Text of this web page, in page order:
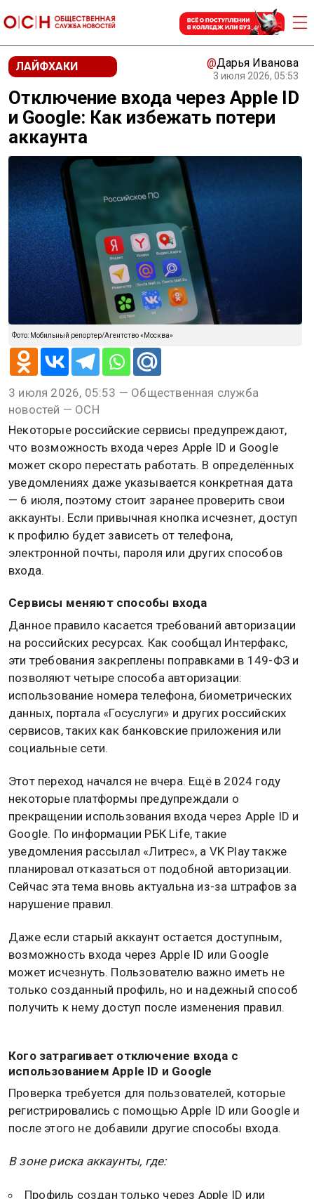
ЛАЙФХАКИ @Дарья Иванова
3 июля 2026, 05:53
Отключение входа через Apple ID
и Google: Как избежать потери
аккаунта
Фото: Мобильный репортер/Агентство «Москва»
3 июля 2026, 05:53 — Общественная служба
новостей — ОСН
Некоторые российские сервисы предупреждают,
что возможность входа через Apple ID и Google
может скоро перестать работать. В определённых
уведомлениях даже указывается конкретная дата
— 6 июля, поэтому стоит заранее проверить свои
аккаунты. Если привычная кнопка исчезнет, доступ
к профилю будет зависеть от телефона,
электронной почты, пароля или других способов
входа.
Сервисы меняют способы входа
Данное правило касается требований авторизации
на российских ресурсах. Как сообщал Интерфакс,
эти требования закреплены поправками в 149-ФЗ и
позволяют четыре способа авторизации:
использование номера телефона, биометрических
данных, портала «Госуслуги» и других российских
сервисов, таких как банковские приложения или
социальные сети.
Этот переход начался не вчера. Ещё в 2024 году
некоторые платформы предупреждали о
прекращении использования входа через Apple ID и
Google. По информации РБК Life, такие
уведомления рассылал «Литрес», а VK Play также
планировал отказаться от подобной авторизации.
Сейчас эта тема вновь актуальна из-за штрафов за
нарушение правил.
Даже если старый аккаунт остается доступным,
возможность входа через Apple ID или Google
может исчезнуть. Пользователю важно иметь не
только созданный профиль, но и надежный способ
получить к нему доступ после изменения правил.
Кого затрагивает отключение входа с
использованием Apple ID и Google
Проверка требуется для пользователей, которые
регистрировались с помощью Apple ID или Google и
после этого не добавили другие способы входа.
В зоне риска аккаунты, где:
Профиль создан только через Apple ID или